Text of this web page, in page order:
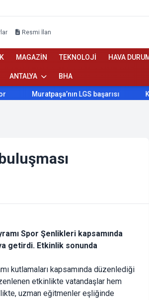
Resmi İlan
MAGAZİN TEKNOLOJİ HAVA
ANTALYA BHA
LGS başarısı Konyaaltı
Spor Şenlikleri kapsamında
getirdi. Etkinlik sonunda
kutlamaları kapsamında düzenlediği
etkinlikte vatandaşlar hem
uzman eğitmenler eşliğinde